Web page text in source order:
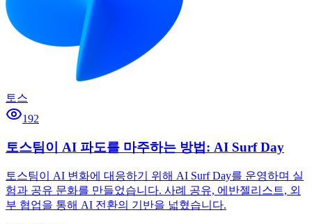
토스
192
토스팀이 AI 파도를 마주하는 방법: AI Surf Day
토스팀이 AI 변화에 대응하기 위해 AI Surf Day를 운영하며 실
험과 공유 문화를 만들었습니다. 사례 공유, 에반젤리스트, 외
부 협업을 통해 AI 전환의 기반을 넓혔습니다.